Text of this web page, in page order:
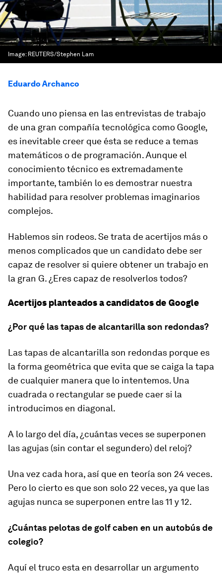
Image: REUTERS/Stephen Lam
Eduardo Archanco
Cuando uno piensa en las entrevistas de trabajo
de una gran compañía tecnológica como Google,
es inevitable creer que ésta se reduce a temas
matemáticos o de programación. Aunque el
conocimiento técnico es extremadamente
importante, también lo es demostrar nuestra
habilidad para resolver problemas imaginarios
complejos.
Hablemos sin rodeos. Se trata de acertijos más o
menos complicados que un candidato debe ser
capaz de resolver si quiere obtener un trabajo en
la gran G. ¿Eres capaz de resolverlos todos?
Acertijos planteados a candidatos de Google
¿Por qué las tapas de alcantarilla son redondas?
Las tapas de alcantarilla son redondas porque es
la forma geométrica que evita que se caiga la tapa
de cualquier manera que lo intentemos. Una
cuadrada o rectangular se puede caer si la
introducimos en diagonal.
A lo largo del día, ¿cuántas veces se superponen
las agujas (sin contar el segundero) del reloj?
Una vez cada hora, así que en teoría son 24 veces.
Pero lo cierto es que son solo 22 veces, ya que las
agujas nunca se superponen entre las 11 y 12.
¿Cuántas pelotas de golf caben en un autobús de
colegio?
Aquí el truco esta en desarrollar un argumento